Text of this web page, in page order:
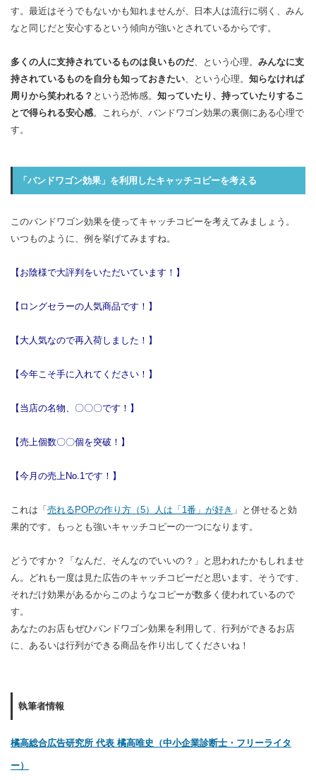
す。最近はそうでもないかも知れませんが、日本人は流行に弱く、みん
なと同じだと安心するという傾向が強いとされているからです。
多くの人に支持されているものは良いものだ、という心理。 みんなに支
持されているものを自分も知っておきたい、という心理。 知らなければ
周りから笑われる？ という恐怖感。 知っていたり、持っていたりするこ
とで得られる安心感。これらが、バンドワゴン効果の裏側にある心理で
す。
「バンドワゴン効果」を利用したキャッチコピーを考える
このバンドワゴン効果を使ってキャッチコピーを考えてみましょう。
いつものように、例を挙げてみますね。
【お陰様で大評判をいただいています！】
【ロングセラーの人気商品です！】
【大人気なので再入荷しました！】
【今年こそ手に入れてください！】
【当店の名物、〇〇〇です！】
【売上個数〇〇個を突破！】
【今月の売上No.1です！】
これは「 売れるPOPの作り方（5）人は「1番」が好き 」と併せると効
果的です。もっとも強いキャッチコピーの一つになります。
どうですか？「なんだ、そんなのでいいの？」と思われたかもしれませ
ん。どれも一度は見た広告のキャッチコピーだと思います。そうです、
それだけ効果があるからこのようなコピーが数多く使われているので
す。
あなたのお店もぜひバンドワゴン効果を利用して、行列ができるお店
に、あるいは行列ができる商品を作り出してくださいね！
執筆者情報
橘高総合広告研究所 代表 橘高唯史（中小企業診断士・フリーライタ
ー）